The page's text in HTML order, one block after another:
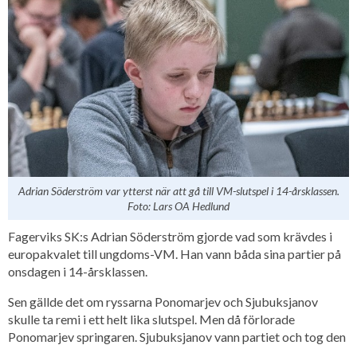
Adrian Söderström var ytterst när att gå till VM-slutspel i 14-årsklassen.
Foto: Lars OA Hedlund
Fagerviks SK:s Adrian Söderström gjorde vad som krävdes i
europakvalet till ungdoms-VM. Han vann båda sina partier på
onsdagen i 14-årsklassen.
Sen gällde det om ryssarna Ponomarjev och Sjubuksjanov
skulle ta remi i ett helt lika slutspel. Men då förlorade
Ponomarjev springaren. Sjubuksjanov vann partiet och tog den